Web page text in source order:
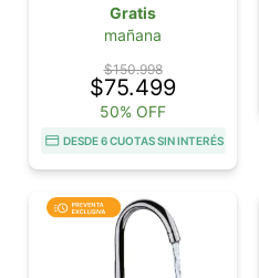
Gratis
mañana
$150.998
$75.499
50% OFF
DESDE 6 CUOTAS SIN INTERÉS